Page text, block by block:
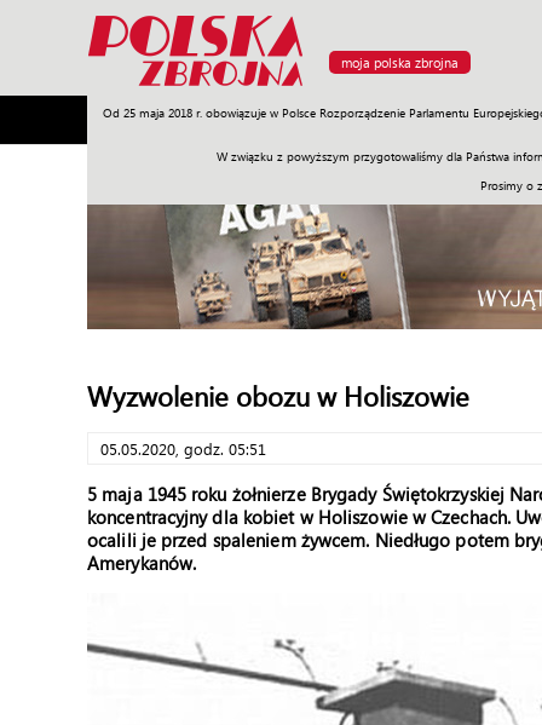
moja polska zbrojna
Od 25 maja 2018 r. obowiązuje w Polsce Rozporządzenie Parlamentu
W związku z powyższym przygotowaliśmy dla Państwa
Prosimy o
Armia Poligon Sprzęt Misje Polityka Prawo
Wyzwolenie obozu w Holiszowie
05.05.2020, godz. 05:51
5 maja 1945 roku żołnierze Brygady Świętokrzyskiej
koncentracyjny dla kobiet w Holiszowie w Czechach.
ocalili je przed spaleniem żywcem. Niedługo potem
Amerykanów.